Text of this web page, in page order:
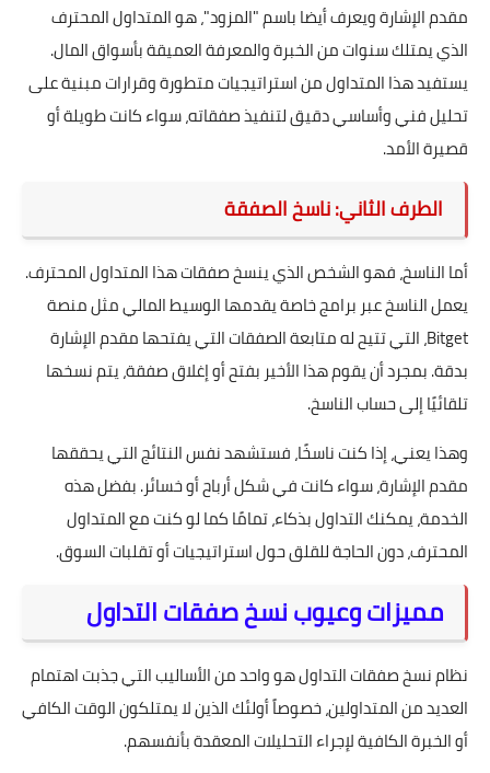
مقدم الإشارة ويعرف أيضا باسم "المزود"، هو المتداول المحترف
الذي يمتلك سنوات من الخبرة والمعرفة العميقة بأسواق المال.
يستفيد هذا المتداول من استراتيجيات متطورة وقرارات مبنية على
تحليل فني وأساسي دقيق لتنفيذ صفقاته، سواء كانت طويلة أو
قصيرة الأمد.
الطرف الثاني: ناسخ الصفقة
أما الناسخ، فهو الشخص الذي ينسخ صفقات هذا المتداول المحترف.
يعمل الناسخ عبر برامج خاصة يقدمها الوسيط المالي مثل منصة
Bitget، التي تتيح له متابعة الصفقات التي يفتحها مقدم الإشارة
بدقة. بمجرد أن يقوم هذا الأخير بفتح أو إغلاق صفقة، يتم نسخها
تلقائيًا إلى حساب الناسخ.
وهذا يعني، إذا كنت ناسخًا، فستشهد نفس النتائج التي يحققها
مقدم الإشارة، سواء كانت في شكل أرباح أو خسائر. بفضل هذه
الخدمة، يمكنك التداول بذكاء، تمامًا كما لو كنت مع المتداول
المحترف، دون الحاجة للقلق حول استراتيجيات أو تقلبات السوق.
مميزات وعيوب نسخ صفقات التداول
نظام نسخ صفقات التداول هو واحد من الأساليب التي جذبت اهتمام
العديد من المتداولين، خصوصاً أولئك الذين لا يمتلكون الوقت الكافي
أو الخبرة الكافية لإجراء التحليلات المعقدة بأنفسهم.